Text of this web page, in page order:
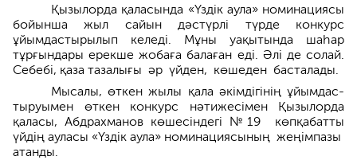
Қызылорда қаласында «Үздік аула» номинациясы
бойынша жыл сайын дәстүрлі түрде конкурс
ұйымдастырылып келеді. Мұны уақытын­да шаһар
тұрғындары ерекше жобаға балаған еді. Әлі де солай.
Себебі, қаза тазалығы әр үйден, көшеден басталады.
Мысалы, өткен жылы қала әкімдігінің ұйымдас­
тыруымен өткен конкурс нәтижесімен Қызылорда
қаласы, Абдрахманов көшесін­дегі №19 көпқабатты
үйдің ауласы «Үздік аула» номинациясының жеңімпазы
атанды.